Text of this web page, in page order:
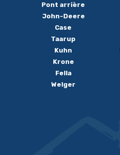
Pont arrière
John-Deere
Case
Taarup
Kuhn
Krone
Fella
Welger